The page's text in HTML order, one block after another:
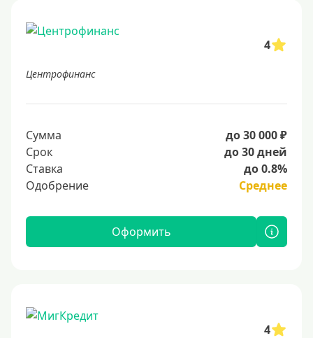
4
Центрофинанс
Сумма
до 30 000 ₽
Срок
до 30 дней
Ставка
до 0.8%
Одобрение
Среднее
Оформить
4